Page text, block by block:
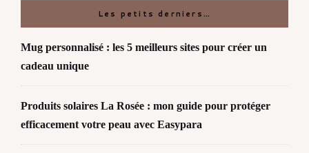
Les petits derniers…
Mug personnalisé : les 5 meilleurs sites pour créer un
cadeau unique
Produits solaires La Rosée : mon guide pour protéger
efficacement votre peau avec Easypara